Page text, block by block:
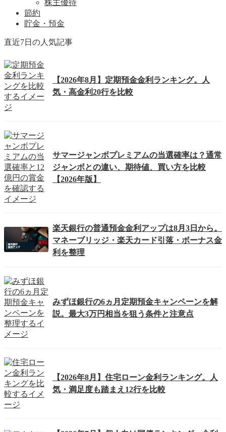
株主優待
節約
貯金・預金
直近7日の人気記事
【2026年8月】定期預金金利ランキング。人
気・高金利20行を比較
サマージャンボプレミアムの当選確率は？通常
ジャンボとの違い、期待値、買い方を比較
【2026年版】
楽天銀行の普通預金金利アップは8月3日から。
マネーブリッジ・楽天カード引落・ボーナス金
利を整理
みずほ銀行の6ヵ月定期預金キャンペーンを解
説。最大3万円相当を狙う条件と注意点
【2026年8月】住宅ローン金利ランキング。人
気・満足度も踏まえ12行を比較